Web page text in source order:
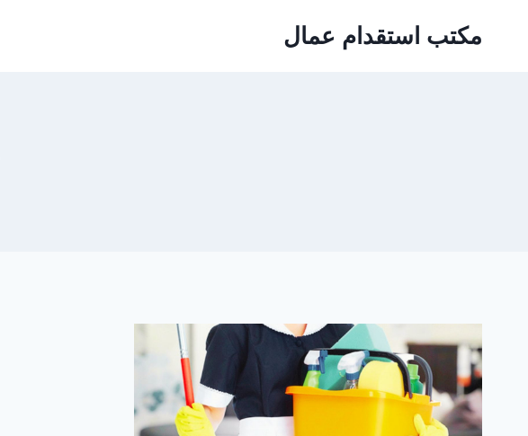
مكتب استقدام عمال